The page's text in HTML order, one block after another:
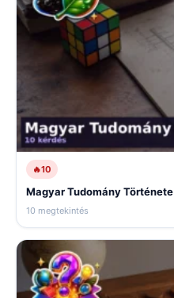
🔥10
Magyar Tudomány Története
10 megtekintés